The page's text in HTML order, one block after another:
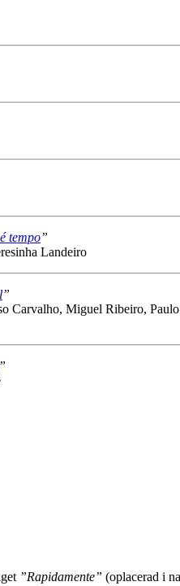
tempo”
Landeiro
”
Carvalho, Miguel Ribeiro,
”
”Rapidamente” (oplacerad i